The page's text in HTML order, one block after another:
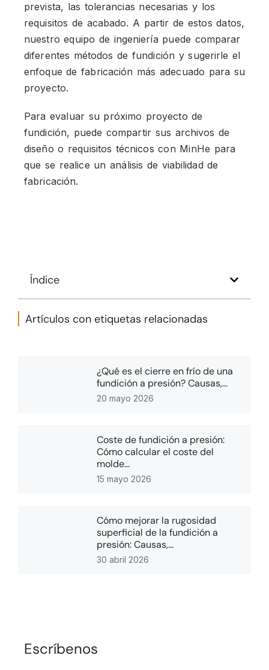
prevista, las tolerancias necesarias y los
requisitos de acabado. A partir de estos datos,
nuestro equipo de ingeniería puede comparar
diferentes métodos de fundición y sugerirle el
enfoque de fabricación más adecuado para su
proyecto.
Para evaluar su próximo proyecto de
fundición, puede compartir sus archivos de
diseño o requisitos técnicos con MinHe para
que se realice un análisis de viabilidad de
fabricación.
Índice
Artículos con etiquetas relacionadas
¿Qué es el cierre en frío de una
fundición a presión? Causas,...
20 mayo 2026
Coste de fundición a presión:
Cómo calcular el coste del
molde...
15 mayo 2026
Cómo mejorar la rugosidad
superficial de la fundición a
presión: Causas,...
30 abril 2026
Escríbenos